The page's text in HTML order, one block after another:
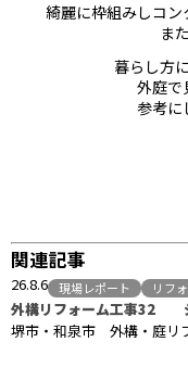
綺麗に枠組みしコ
ま
暮らし方
外庭で
参考に
関連記事
26.8.6 現場レポート リフ
外構リフォーム工事32
堺市・和泉市 外構・庭リ